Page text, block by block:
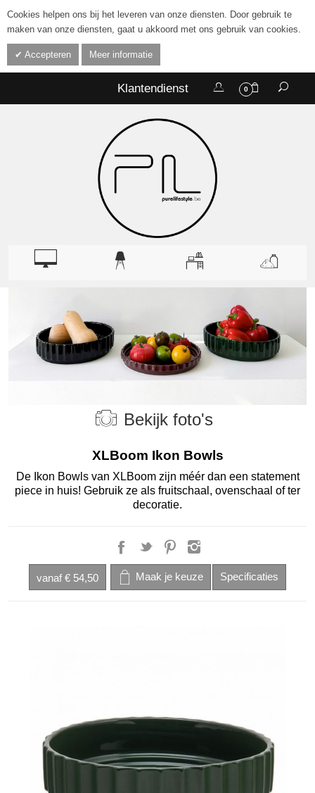
Cookies helpen ons bij het leveren van onze diensten. Door gebruik te
maken van onze diensten, gaat u akkoord met ons gebruik van cookies.
Accepteren Meer informatie
0
Klantendienst
Bekijk foto's
XLBoom Ikon Bowls
De Ikon Bowls van XLBoom zijn méér dan een statement
piece in huis! Gebruik ze als fruitschaal, ovenschaal of ter
decoratie.
vanaf € 54,50